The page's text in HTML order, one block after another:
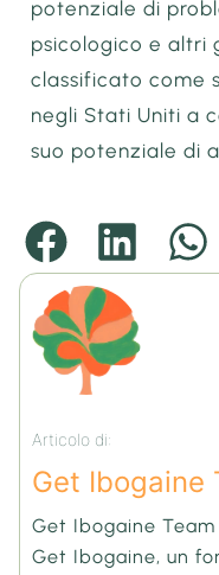
potenziale di
psicologico e altri
classificato come
negli Stati Uniti a
suo potenziale di
Articolo di:
Get Ibogaine
Get Ibogaine
Get Ibogaine, un